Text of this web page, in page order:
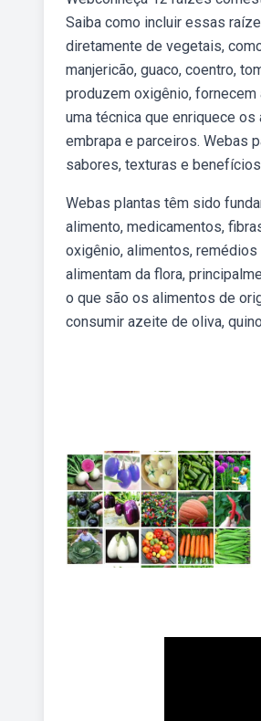
Saiba como incluir essas
diretamente de vegetais,
manjericão, guaco, coentro,
produzem oxigênio,
uma técnica que enriquece
embrapa e parceiros. Webas
sabores, texturas e
Webas plantas têm sido
alimento, medicamentos,
oxigênio, alimentos,
alimentam da flora,
o que são os alimentos de
consumir azeite de oliva,